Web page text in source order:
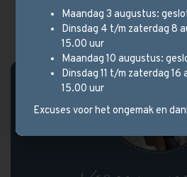
Maandag 3 augustus:
Dinsdag 4 t/m zaterdag 8
15.00 uur
Maandag 10 augustus:
Dinsdag 11 t/m zaterdag 16
15.00 uur
Excuses voor het ongemak en